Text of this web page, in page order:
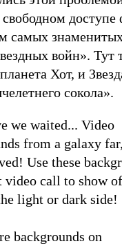
свободном
самых
войн». Тут
Хот, и
сокола».
we waited... Video
from a galaxy
Use these
video call to show
light or dark side!
backgrounds on